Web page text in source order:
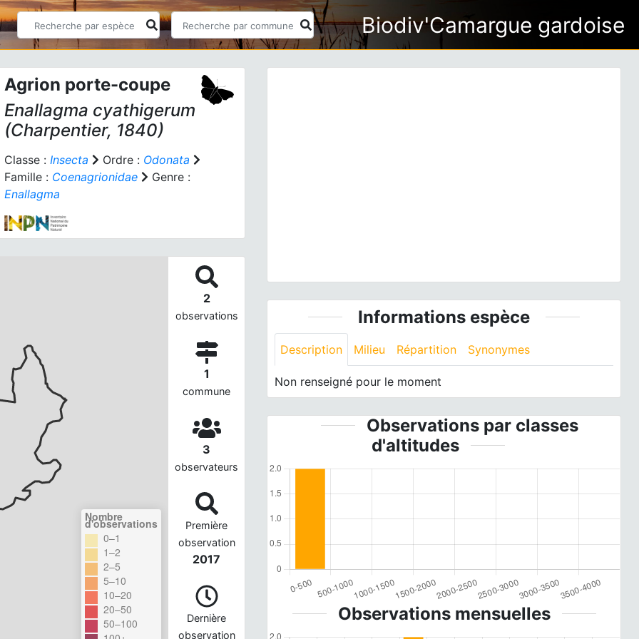
Biodiv'Camargue gardoise
Agrion porte-coupe
Enallagma cyathigerum
(Charpentier, 1840)
Classe : Insecta Ordre : Odonata
Famille : Coenagrionidae
Genre :
Enallagma
Nombre
d'observations
0–1
1–2
2–5
5–10
10–20
20–50
50–100
2
observations
1
commune
3
observateurs
Première
observation
2017
Dernière
observation
Informations espèce
Description Milieu Répartition Synonymes
Non renseigné pour le moment
Observations par classes
d'altitudes
Observations mensuelles